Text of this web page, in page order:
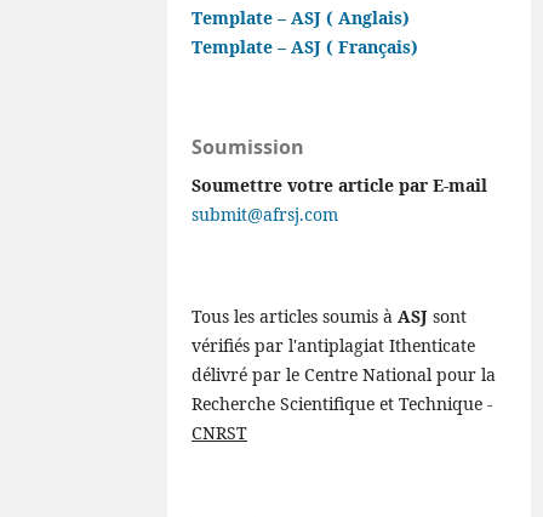
Template – ASJ ( Anglais)
Template – ASJ ( Français)
Soumission
Soumettre votre article par E-mail
submit@afrsj.com
Tous les articles soumis àASJ sont
vérifiés par l'antiplagiat Ithenticate
délivré par le Centre National pour la
Recherche Scientifique et Technique -
CNRST